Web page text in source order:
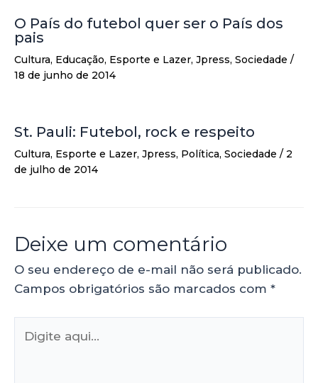
O País do futebol quer ser o País dos
pais
Cultura, Educação, Esporte e Lazer, Jpress, Sociedade /
18 de junho de 2014
St. Pauli: Futebol, rock e respeito
Cultura, Esporte e Lazer, Jpress, Política, Sociedade / 2
de julho de 2014
Deixe um comentário
O seu endereço de e-mail não será publicado.
Campos obrigatórios são marcados com *